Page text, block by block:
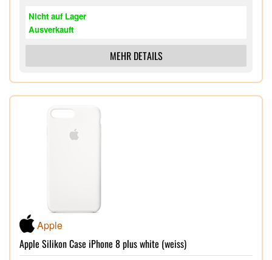
Nicht auf Lager
Ausverkauft
MEHR DETAILS
Apple
Apple Silikon Case iPhone 8 plus white (weiss)